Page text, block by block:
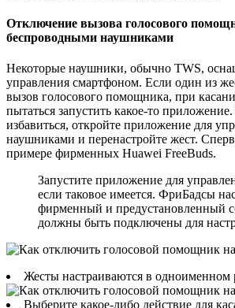
Отключение вызова голосового
беспроводными наушниками
Некоторые наушники, обычно TWS,
управления смартфоном. Если один из
вызов голосового помощника, при
пытаться запустить какое-то
избавиться, откройте приложение для
наушниками и перенастройте жест.
примере фирменных Huawei FreeBuds.
Запустите приложение для
если таковое имеется. ФриБадсы
фирменный и предустановленный
должны быть подключены для
Жесты настраиваются в одноименном
Выберите какое-либо действие для